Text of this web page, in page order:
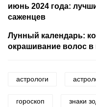
июнь 2024 года:
саженцев
Лунный календарь:
окрашивание волос в
астрологи
гороскоп знаки